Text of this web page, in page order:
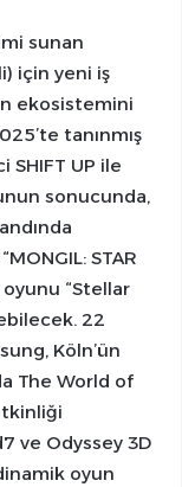
sunan
için yeni iş
ekosistemini
tanınmış
SHIFT UP ile
sonucunda,
STAR
oyunu “Stellar
22
Köln’ün
The World of
ve Odyssey 3D
oyun